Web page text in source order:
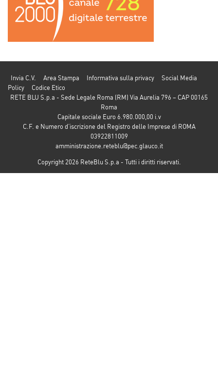
Invia C.V. Area Stampa Informativa sulla privacy
Social Media
Policy
Codice Etico
RETE BLU S.p.a - Sede Legale Roma (RM) Via Aurelia 796 – CAP 00165
Roma
Capitale sociale Euro 6.980.000,00 i.v
C.F. e Numero d’iscrizione del Registro delle Imprese di ROMA
03922811009
amministrazione.reteblu@pec.glauco.it
Copyright 2026 ReteBlu S.p.a - Tutti i diritti riservati.